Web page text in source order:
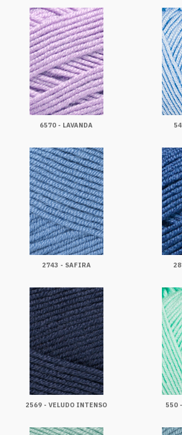
6570 - LAVANDA
2743 - SAFIRA
2569 - VELUDO INTENSO 550